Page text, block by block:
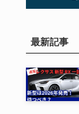
最新記事